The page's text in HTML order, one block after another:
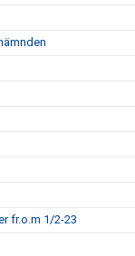
fr.o.m 1/2-23